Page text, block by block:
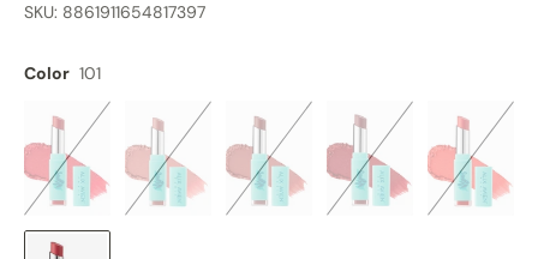
SKU: 8861911654817397
Color 101